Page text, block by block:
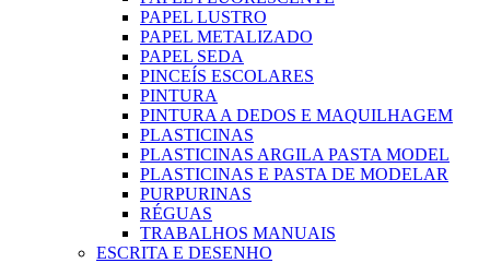
PAPEL LUSTRO
PAPEL METALIZADO
PAPEL SEDA
PINCEÍS ESCOLARES
PINTURA
PINTURA A DEDOS E MAQUILHAGEM
PLASTICINAS
PLASTICINAS ARGILA PASTA MODEL
PLASTICINAS E PASTA DE MODELAR
PURPURINAS
RÉGUAS
TRABALHOS MANUAIS
ESCRITA E DESENHO